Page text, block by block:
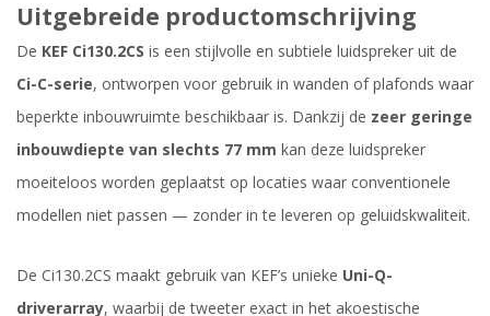
Uitgebreide productomschrijving
De KEF Ci130.2CS is een stijlvolle en subtiele luidspreker uit de
Ci-C-serie, ontworpen voor gebruik in wanden of plafonds waar
beperkte inbouwruimte beschikbaar is. Dankzij de zeer geringe
inbouwdiepte van slechts 77 mm kan deze luidspreker
moeiteloos worden geplaatst op locaties waar conventionele
modellen niet passen — zonder in te leveren op geluidskwaliteit.
De Ci130.2CS maakt gebruik van KEF’s unieke Uni-Q-
driverarray, waarbij de tweeter exact in het akoestische